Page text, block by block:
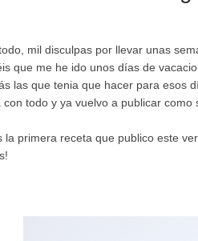
mil disculpas por llevar unas
que me he ido unos días de
las que tenia que hacer para esos
todo y ya vuelvo a publicar como
la primera receta que publico este